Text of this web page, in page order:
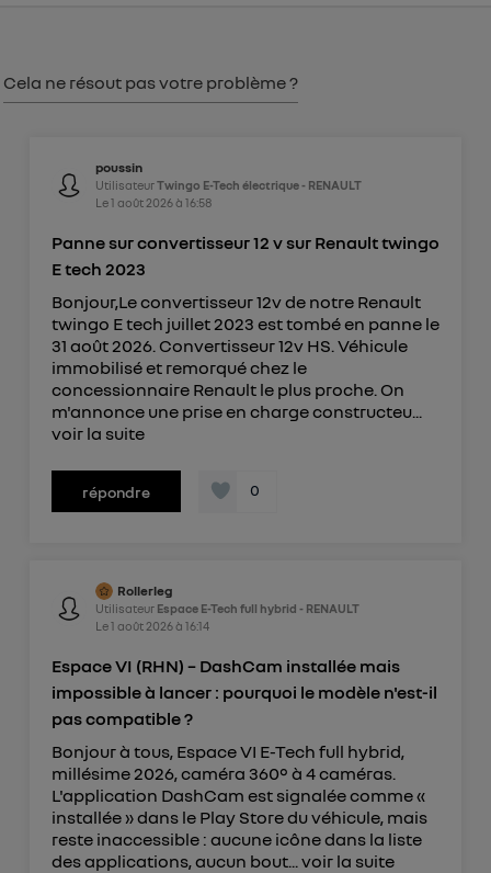
Cela ne résout pas votre problème ?
poussin
UtilisateurTwingo E-Tech électrique - RENAULT
Le1 août 2026à 16:58
Panne sur convertisseur 12 v sur Renault twingo
E tech 2023
Bonjour,Le convertisseur 12v de notre Renault
twingo E tech juillet 2023 est tombé en panne le
31 août 2026. Convertisseur 12v HS. Véhicule
immobilisé et remorqué chez le
concessionnaire Renault le plus proche. On
m'annonce une prise en charge constructeu...
voir la suite
répondre 0
Rollerleg
Utilisateur Espace E-Tech full hybrid - RENAULT
Le1 août 2026à 16:14
Espace VI (RHN) – DashCam installée mais
impossible à lancer : pourquoi le modèle n'est-il
pas compatible ?
Bonjour à tous, Espace VI E-Tech full hybrid,
millésime 2026, caméra 360° à 4 caméras.
L'application DashCam est signalée comme «
installée » dans le Play Store du véhicule, mais
reste inaccessible : aucune icône dans la liste
des applications, aucun bout... voir la suite
Pour plus d'informations, veuillez consulter
Politique d'information sur les données